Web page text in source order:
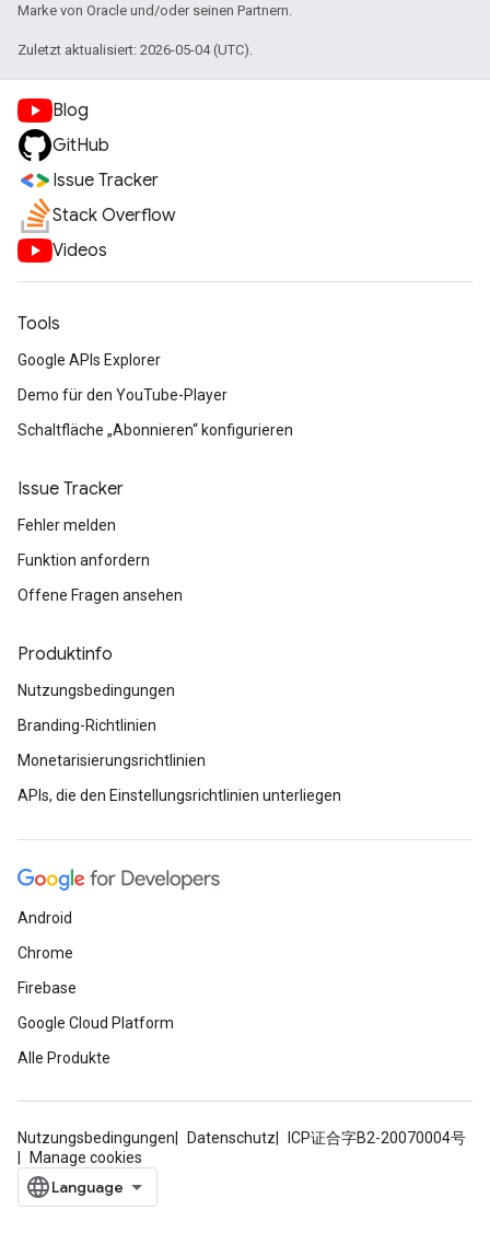
Marke von Oracle und/oder seinen Partnern.
Zuletzt aktualisiert: 2026-05-04 (UTC).
Blog
GitHub
Issue Tracker
Stack Overflow
Videos
Tools
Google APIs Explorer
Demo für den YouTube-Player
Schaltfläche „Abonnieren“ konfigurieren
Issue Tracker
Fehler melden
Funktion anfordern
Offene Fragen ansehen
Produktinfo
Nutzungsbedingungen
Branding-Richtlinien
Monetarisierungsrichtlinien
APIs, die den Einstellungsrichtlinien unterliegen
Android
Chrome
Firebase
Google Cloud Platform
Alle Produkte
Nutzungsbedingungen Datenschutz
ICP证合字B2-20070004号
Manage cookies